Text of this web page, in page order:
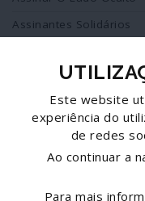
Assinantes Solidários
Redes Sociais
Siga-nos no
Este website
experiência do
de redes
Ao continuar a
Para mais